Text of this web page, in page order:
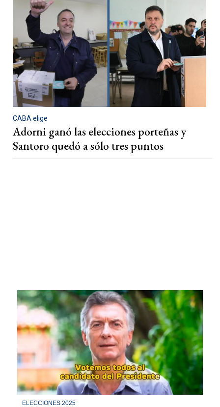
CABA elige
Adorni ganó las elecciones porteñas y
Santoro quedó a sólo tres puntos
ELECCIONES 2025